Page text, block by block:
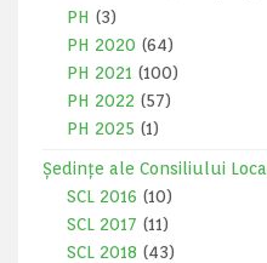
PH (3)
PH 2020 (64)
PH 2021 (100)
PH 2022 (57)
PH 2025 (1)
Ședințe ale Consiliului Local
SCL 2016 (10)
SCL 2017 (11)
SCL 2018 (43)